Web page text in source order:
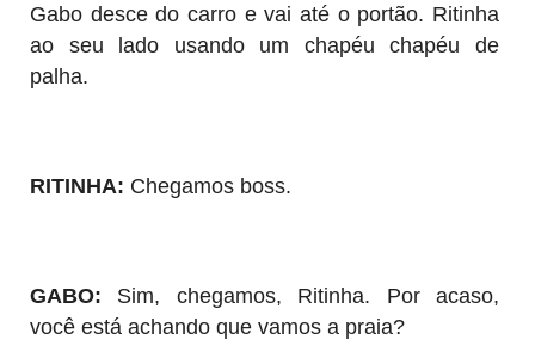
Gabo desce do carro e vai até o portão. Ritinha
ao seu lado usando um chapéu chapéu de
palha.
RITINHA: Chegamos boss.
GABO: Sim, chegamos, Ritinha. Por acaso,
você está achando que vamos a praia?